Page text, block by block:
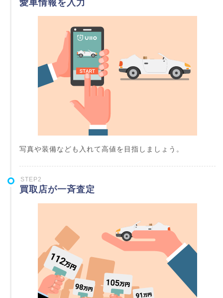
愛車情報を入力
写真や装備なども入れて高値を目指しましょう。
STEP2
買取店が一斉査定